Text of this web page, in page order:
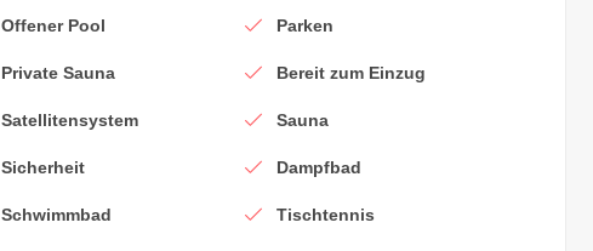
Offener Pool Parken
Private Sauna Bereit zum Einzug
Satellitensystem Sauna
Sicherheit Dampfbad
Schwimmbad Tischtennis